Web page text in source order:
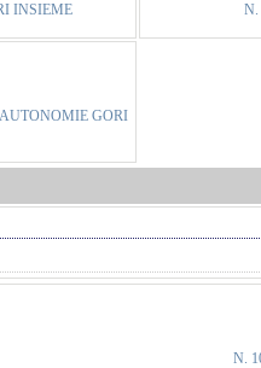
INSIEME
N.
GORI
N.